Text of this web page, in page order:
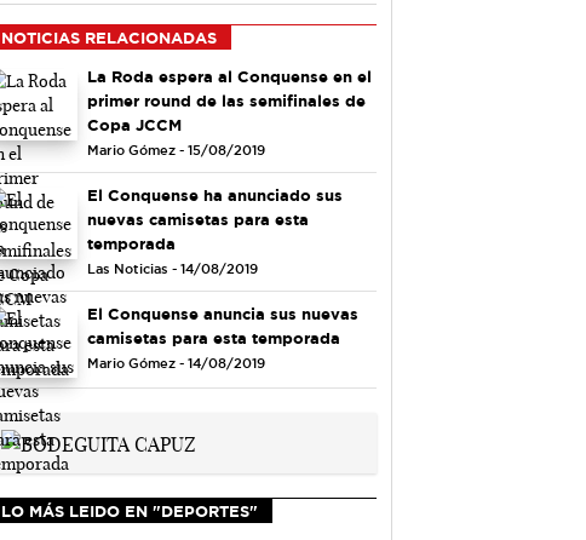
NOTICIAS RELACIONADAS
La Roda espera al Conquense en el
primer round de las semifinales de
Copa JCCM
Mario Gómez - 15/08/2019
El Conquense ha anunciado sus
nuevas camisetas para esta
temporada
Las Noticias - 14/08/2019
El Conquense anuncia sus nuevas
camisetas para esta temporada
Mario Gómez - 14/08/2019
LO MÁS LEIDO EN "DEPORTES"